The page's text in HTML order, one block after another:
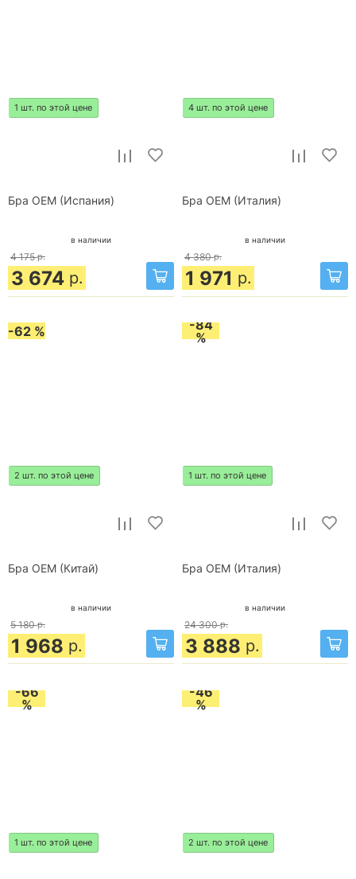
1 шт. по этой цене
Бра OEM (Испания)
в наличии
4 175 р.
3 674 р.
4 шт. по этой цене
Бра OEM (Италия)
в наличии
4 380 р.
1 971 р.
-62 %
2 шт. по этой цене
Бра OEM (Китай)
в наличии
5 180 р.
1 968 р.
-84
%
1 шт. по этой цене
Бра OEM (Италия)
в наличии
24 300 р.
3 888 р.
-66
%
1 шт. по этой цене
-46
%
2 шт. по этой цене